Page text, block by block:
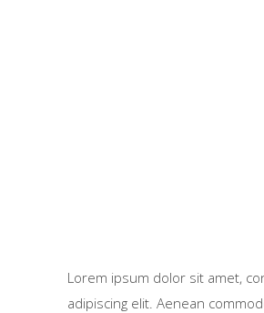
Lorem ipsum dolor sit amet,
adipiscing elit. Aenean